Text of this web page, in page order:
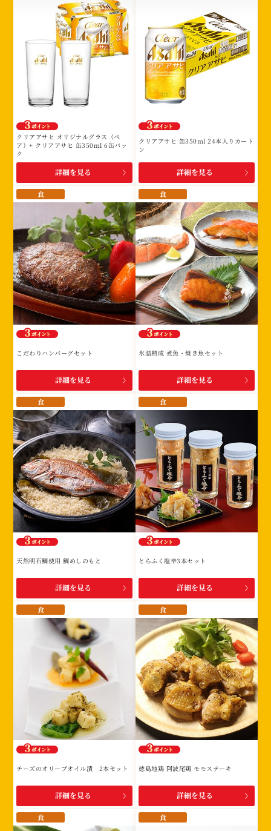
該
当
す
賞
品
あ
り
ま
せ
ん。
クリアアサヒ オリジナルグラス（ペ
ア）+ クリアアサヒ 缶350ml 6缶パッ
ク
詳細を見る
クリアアサヒ 缶350ml 24本入りカート
ン
詳細を見る
食
こだわりハンバーグセット
詳細を見る
食
氷温熟成 煮魚・焼き魚セット
詳細を見る
食
天然明石鯛使用 鯛めしのもと
詳細を見る
食
とらふく塩辛3本セット
詳細を見る
食
チーズのオリーブオイル漬 2本セット
詳細を見る
食
徳島地鶏 阿波尾鶏 モモステーキ
詳細を見る
食 食